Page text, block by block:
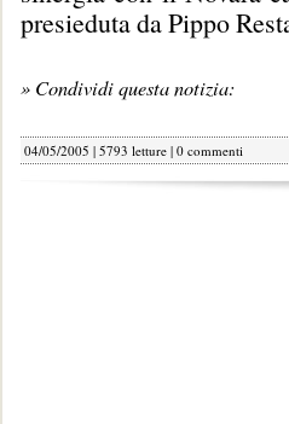
presieduta da Pippo
» Condividi questa notizia:
04/05/2005 | 5793 letture | 0 commenti